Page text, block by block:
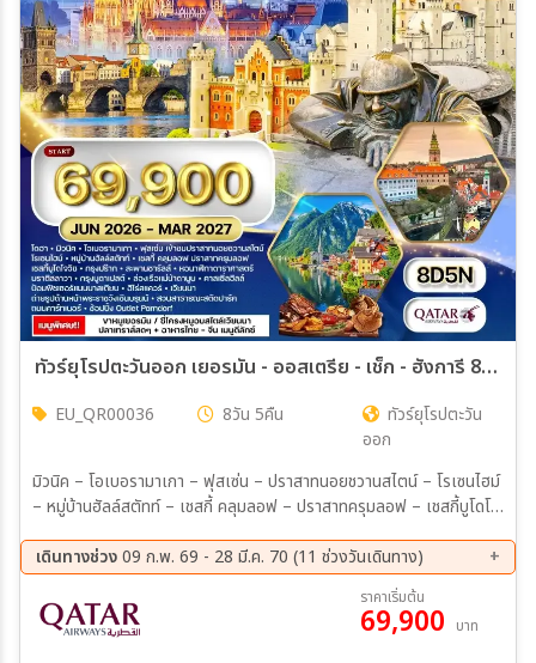
ทัวร์ยุโรปตะวันออก เยอรมัน - ออสเตรีย - เช็ก - ฮังการี 8วัน QR JUN 26 - MAR 27
EU_QR00036 8วัน 5คืน
ทัวร์ยุโรปตะวัน
ออก
มิวนิค – โอเบอรามาเกา – ฟุสเซ่น – ปราสาทนอยชวานสไตน์ – โรเซนไฮม์
– หมู่บ้านฮัลล์สตัทท์ – เชสกี้ คลุมลอฟ – ปราสาทครุมลอฟ – เชสกี้บูโดโจ
หอนาฬิกาดาราศาสตร์ – จัตุรัสเมืองเก่า – เมืองบราติสลาวา – กรุง
บูดาเปสต์ – ล่องเรือแม่น้ำดานูบ – คาสเซิลฮิลล์ – ป้อมฟิชเชอร์แมนบาส
เตียน – ฮีโร่สแควร์ – กรุงเวียนนา – พระราชวังเชินบรุนน์ – สวนสา
ธารณะสตัดปาร์ค – ถนนคาร์ทเนอร์ – โบสถ์เซนต์สตีเฟน เมนูพิเศษ !! ขา
เดินทางช่วง09 ก.พ. 69 - 28 มี.ค. 70 (11 ช่วงวันเดินทาง)
26 ก.ย. 69 - 03 ต.ค. 69
02 ต.ค. 69 - 09 ต.ค. 69
18 ต.ค. 69 - 25 ต.ค. 69
22 ต.ค. 69 - 29 ต.ค. 69
31 ต.ค. 69 - 07 พ.ย. 69
ราคาเริ่มต้น
69,900 บาท